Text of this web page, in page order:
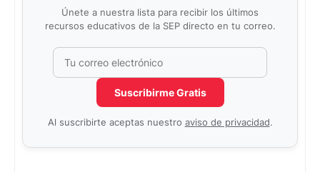
Únete a nuestra lista para recibir los últimos
recursos educativos de la SEP directo en tu correo.
No completar este campo
Suscribirme Gratis
Al suscribirte aceptas nuestro aviso de privacidad.